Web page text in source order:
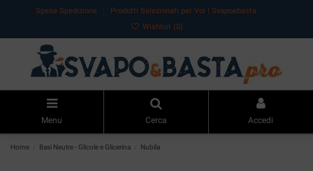
Spese Spedizione
Prodotti Selezionati per Voi | Svapoebasta
Wishlist (0)
Menu Cerca Accedi
Home Basi Neutre - Glicole e Glicerina Nubila